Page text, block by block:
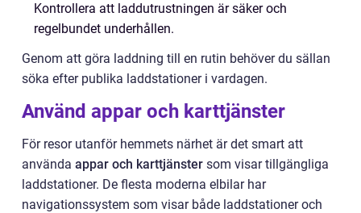
Kontrollera att laddutrustningen är säker och
regelbundet underhållen.
Genom att göra laddning till en rutin behöver du sällan
söka efter publika laddstationer i vardagen.
Använd appar och karttjänster
För resor utanför hemmets närhet är det smart att
använda appar och karttjänster som visar tillgängliga
laddstationer. De flesta moderna elbilar har
navigationssystem som visar både laddstationer och